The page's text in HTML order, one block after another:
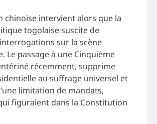
chinoise intervient alors que la
togolaise suscite de
sur la scène
Le passage à une Cinquième
récemment, supprime
au suffrage universel et
limitation de mandats,
figuraient dans la Constitution